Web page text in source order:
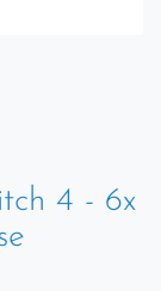
4 - 6x